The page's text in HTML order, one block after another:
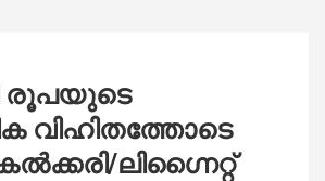
രൂപയുടെ
വിഹിതത്തോടെ
ലിഗ്നൈറ്റ്